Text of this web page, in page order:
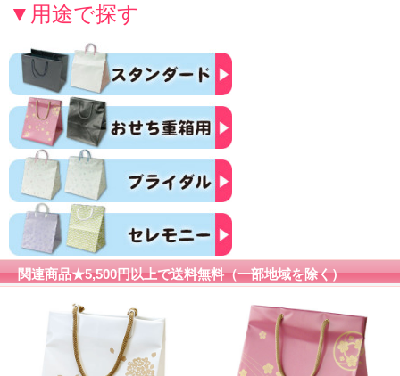
▼用途で探す
関連商品★5,500円以上で送料無料（一部地域を除く）